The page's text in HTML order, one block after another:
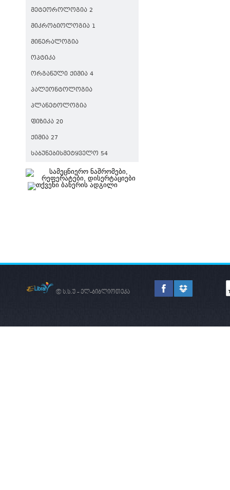
ᲛᲔᲢᲔᲝᲠᲝᲚᲝᲒᲘᲐ 2
ᲛᲘᲙᲠᲝᲑᲘᲝᲚᲝᲒᲘᲐ 1
ᲛᲘᲜᲔᲠᲐᲚᲝᲒᲘᲐ
ᲝᲞᲢᲘᲙᲐ
ᲝᲠᲒᲐᲜᲣᲚᲘ ᲥᲘᲛᲘᲐ 4
ᲞᲐᲚᲔᲝᲜᲢᲝᲚᲝᲒᲘᲐ
ᲞᲚᲐᲜᲔᲢᲝᲚᲝᲒᲘᲐ
ᲤᲘᲖᲘᲙᲐ 20
ᲥᲘᲛᲘᲐ 27
ᲡᲐᲑᲣᲜᲔᲑᲘᲡᲛᲔᲢᲧᲕᲔᲚᲝ 54
© ს.ს.უ - ელ-ბიბლიოთეკა